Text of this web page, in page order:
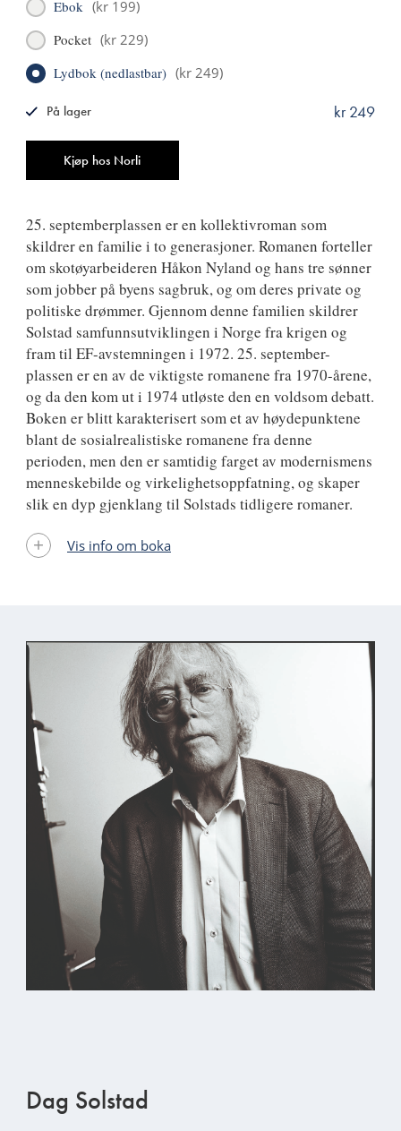
Ebok (kr 199)
Pocket (kr 229)
Lydbok (nedlastbar) (kr 249)
Kjøp hos Norli
kr 249
På lager
25. septemberplassen er en kollektivroman som
skildrer en familie i to generasjoner. Romanen forteller
om skotøyarbeideren Håkon Nyland og hans tre sønner
som jobber på byens sagbruk, og om deres private og
politiske drømmer. Gjennom denne familien skildrer
Solstad samfunnsutviklingen i Norge fra krigen og
fram til EF-avstemningen i 1972. 25. september-
plassen er en av de viktigste romanene fra 1970-årene,
og da den kom ut i 1974 utløste den en voldsom debatt.
Boken er blitt karakterisert som et av høydepunktene
blant de sosialrealistiske romanene fra denne
perioden, men den er samtidig farget av modernismens
menneskebilde og virkelighetsoppfatning, og skaper
slik en dyp gjenklang til Solstads tidligere romaner.
Vis info om boka
Dag Solstad